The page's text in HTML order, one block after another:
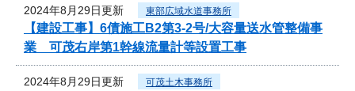
2024年8月29日更新 東部広域水道事務所
【建設工事】6債施工B2第3-2号/大容量送水管整備事
業 可茂右岸第1幹線流量計等設置工事
2024年8月29日更新 可茂土木事務所